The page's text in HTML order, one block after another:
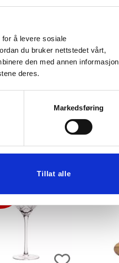
å levere sosiale
du bruker nettstedet vårt,
den med annen informasjon
deres.
Markedsføring
Tillat alle